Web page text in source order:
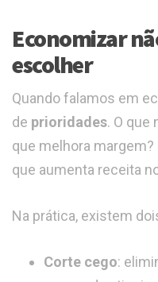
Economizar
escolher
Quando falamos em
de prioridades. O que
que melhora margem?
que aumenta receita
Na prática, existem
Corte cego: